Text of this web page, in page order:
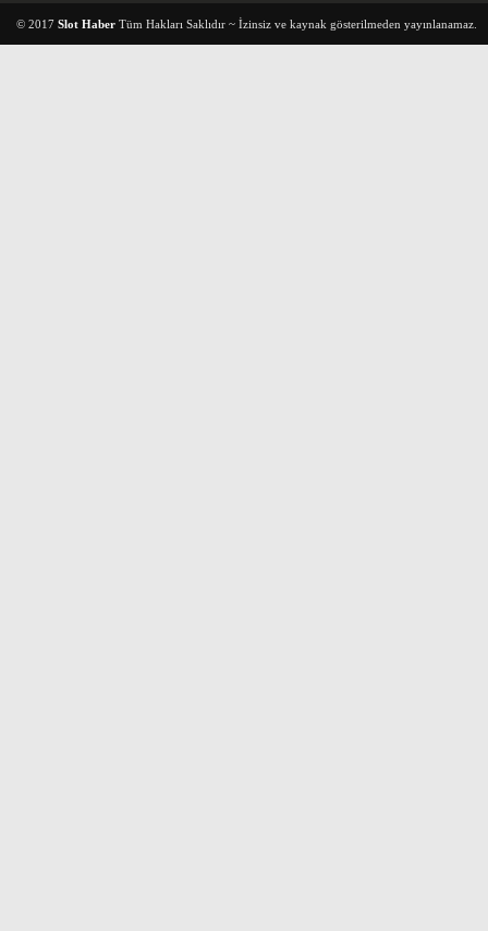
© 2017 Slot Haber Tüm Hakları Saklıdır ~ İzinsiz ve kaynak gösterilmeden yayınlanamaz.